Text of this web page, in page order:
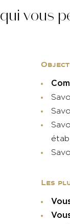
qui vous
Les